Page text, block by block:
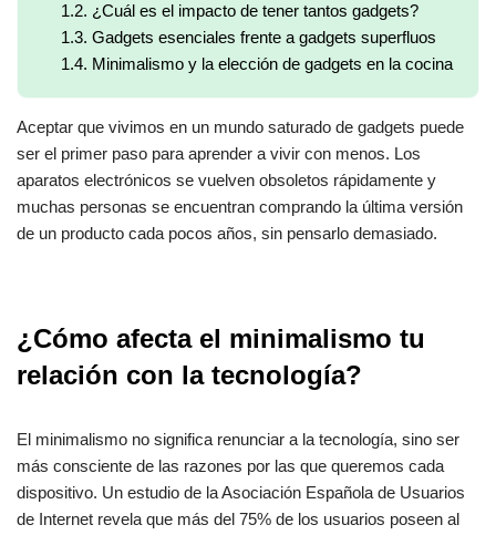
1.2. ¿Cuál es el impacto de tener tantos gadgets?
1.3. Gadgets esenciales frente a gadgets superfluos
1.4. Minimalismo y la elección de gadgets en la cocina
Aceptar que vivimos en un mundo saturado de gadgets puede
ser el primer paso para aprender a vivir con menos. Los
aparatos electrónicos se vuelven obsoletos rápidamente y
muchas personas se encuentran comprando la última versión
de un producto cada pocos años, sin pensarlo demasiado.
¿Cómo afecta el minimalismo tu
relación con la tecnología?
El minimalismo no significa renunciar a la tecnología, sino ser
más consciente de las razones por las que queremos cada
dispositivo. Un estudio de la Asociación Española de Usuarios
de Internet revela que más del 75% de los usuarios poseen al